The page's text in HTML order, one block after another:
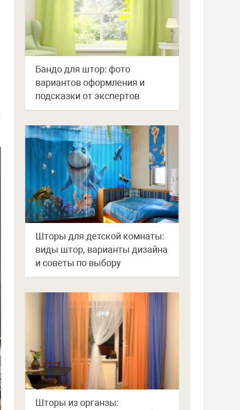
Бандо для штор: фото
вариантов оформления и
подсказки от экспертов
Шторы для детской комнаты:
виды штор, варианты дизайна
и советы по выбору
Шторы из органзы: